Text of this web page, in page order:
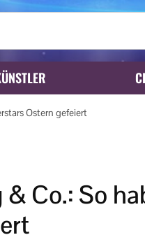
Ostern gefeiert
Co.: So